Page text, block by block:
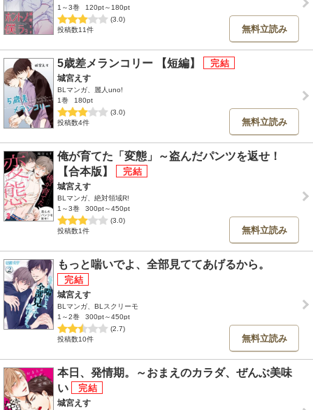
1～3巻
120pt～180pt
(3.0)
投稿数11件
無料立読み
5歳差メランコリー 【短編】
城宮えす
BLマンガ、麗人uno!
1巻
180pt
(3.0)
投稿数4件
無料立読み
俺が育てた「変態」～盗んだパンツを返せ！
【合本版】
城宮えす
BLマンガ、絶対領域R!
1～3巻
300pt～450pt
(3.0)
投稿数1件
無料立読み
もっと喘いでよ、全部見ててあげるから。
城宮えす
BLマンガ、BLスクリーモ
1～2巻
300pt～450pt
(2.7)
投稿数10件
無料立読み
本日、発情期。～おまえのカラダ、ぜんぶ美味
い
城宮えす